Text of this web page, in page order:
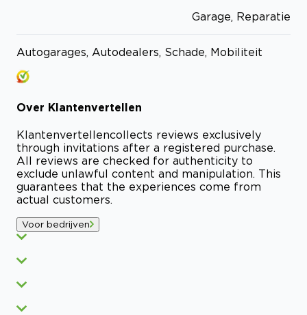
Garage, Reparatie
Autogarages, Autodealers, Schade, Mobiliteit
Over Klantenvertellen
Klantenvertellencollects reviews exclusively
through invitations after a registered purchase.
All reviews are checked for authenticity to
exclude unlawful content and manipulation. This
guarantees that the experiences come from
actual customers.
Voor bedrijven